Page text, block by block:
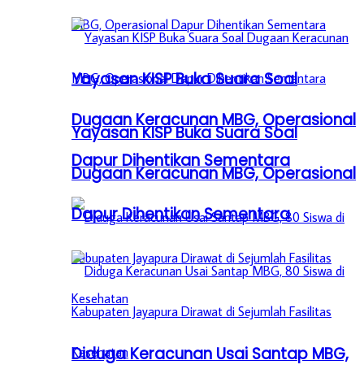
Yayasan KISP Buka Suara Soal
Dugaan Keracunan MBG, Operasional
Dapur Dihentikan Sementara
Diduga Keracunan Usai Santap MBG,
Yayasan KISP Buka Suara Soal
Dugaan Keracunan MBG, Operasional
Dapur Dihentikan Sementara